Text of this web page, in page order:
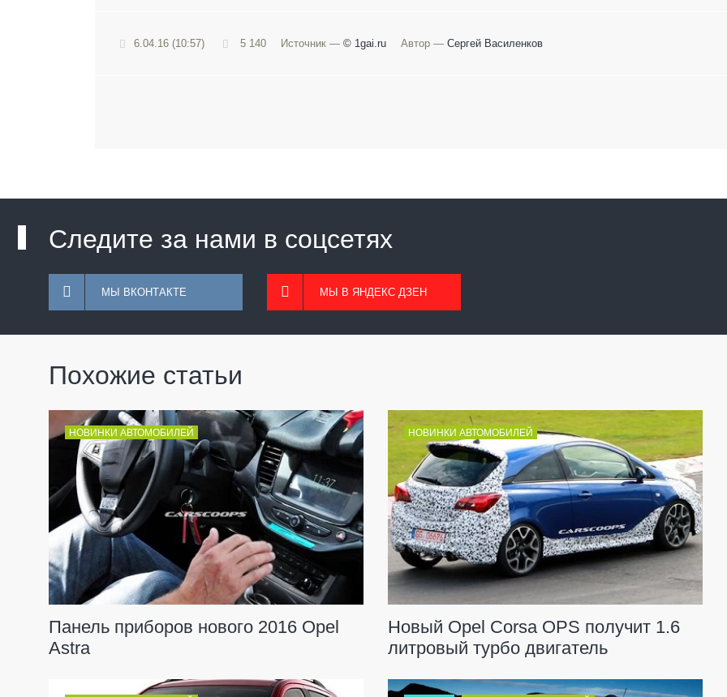
6.04.16 (10:57) 5 140 Источник — © 1gai.ru Автор — Сергей Василенков
Следите за нами в соцсетях
МЫ ВКОНТАКТЕ МЫ В ЯНДЕКС ДЗЕН
Похожие статьи
НОВИНКИ АВТОМОБИЛЕЙ
Панель приборов нового 2016 Opel
Astra
НОВИНКИ АВТОМОБИЛЕЙ
Новый Opel Corsa OPS получит 1.6
литровый турбо двигатель